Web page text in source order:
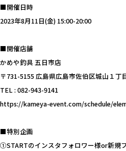
■開催日時
2023年8月11日(金) 15:00-20:00
■開催店舗
かめや釣具 五日市店
〒731-5155 広島県広島市佐伯区城山１丁
TEL : 082-943-9141
https://kameya-event.com/schedule/
■特別企画
①STARTのインスタフォロワー様or新規